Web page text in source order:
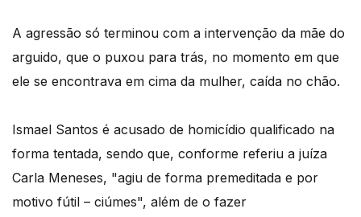
A agressão só terminou com a intervenção da mãe do
arguido, que o puxou para trás, no momento em que
ele se encontrava em cima da mulher, caída no chão.
Ismael Santos é acusado de homicídio qualificado na
forma tentada, sendo que, conforme referiu a juíza
Carla Meneses, "agiu de forma premeditada e por
motivo fútil – ciúmes", além de o fazer